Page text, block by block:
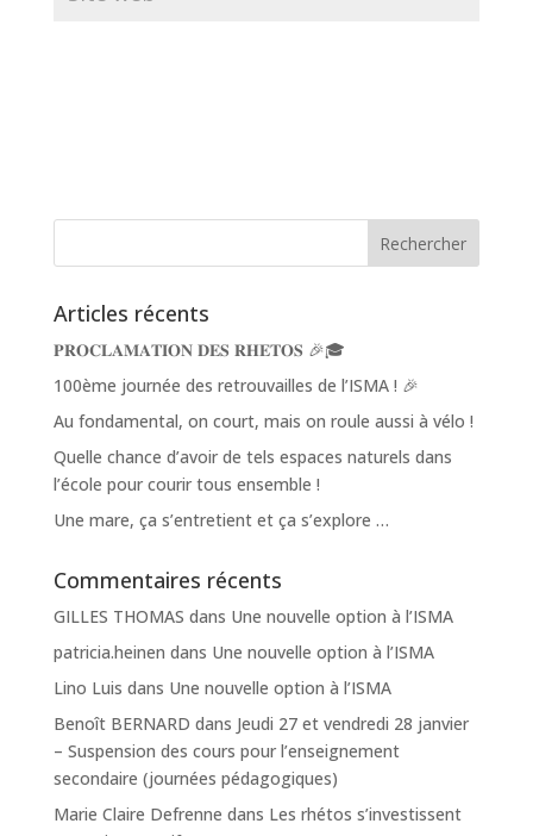
Articles récents
𝐏𝐑𝐎𝐂𝐋𝐀𝐌𝐀𝐓𝐈𝐎𝐍 𝐃𝐄𝐒 𝐑𝐇𝐄𝐓𝐎𝐒 🎉🎓
100ème journée des retrouvailles de l’ISMA ! 🎉
Au fondamental, on court, mais on roule aussi à vélo !
Quelle chance d’avoir de tels espaces naturels dans
l’école pour courir tous ensemble !
Une mare, ça s’entretient et ça s’explore …
Commentaires récents
GILLES THOMAS dans Une nouvelle option à l’ISMA
patricia.heinen dans Une nouvelle option à l’ISMA
Lino Luis dans Une nouvelle option à l’ISMA
Benoît BERNARD dans Jeudi 27 et vendredi 28 janvier
– Suspension des cours pour l’enseignement
secondaire (journées pédagogiques)
Marie Claire Defrenne dans Les rhétos s’investissent